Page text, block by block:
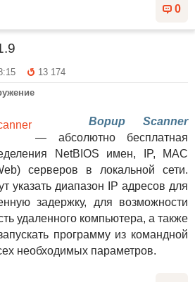
0
13 174
Bopup Scanner
— абсолютно бесплатная
NetBIOS имен, IP, MAC
серверов в локальной сети.
указать диапазон IP адресов для
задержку, для возможности
удаленного компьютера, а также
программу из командной
необходимых параметров.